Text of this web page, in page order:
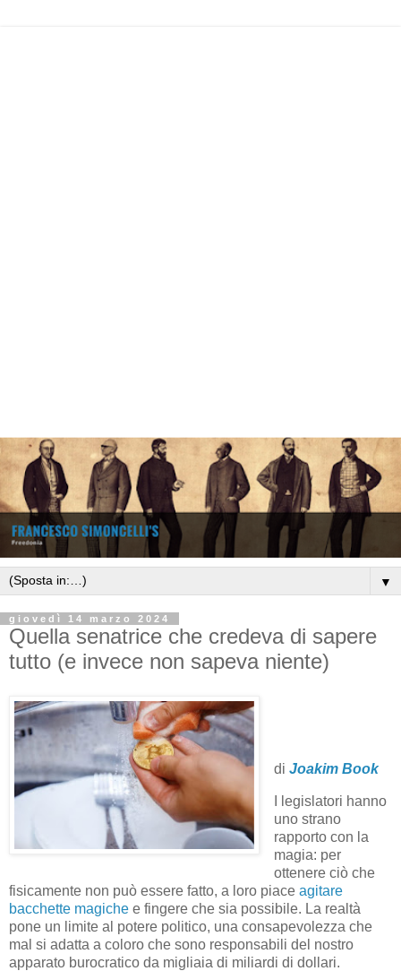
▼
giovedì 14 marzo 2024
Quella senatrice che credeva di sapere
tutto (e invece non sapeva niente)
di Joakim Book
I legislatori hanno
uno strano
rapporto con la
magia: per
ottenere ciò che
fisicamente non può essere fatto, a loro piace agitare
bacchette magiche e fingere che sia possibile. La realtà
pone un limite al potere politico, una consapevolezza che
mal si adatta a coloro che sono responsabili del nostro
apparato burocratico da migliaia di miliardi di dollari.